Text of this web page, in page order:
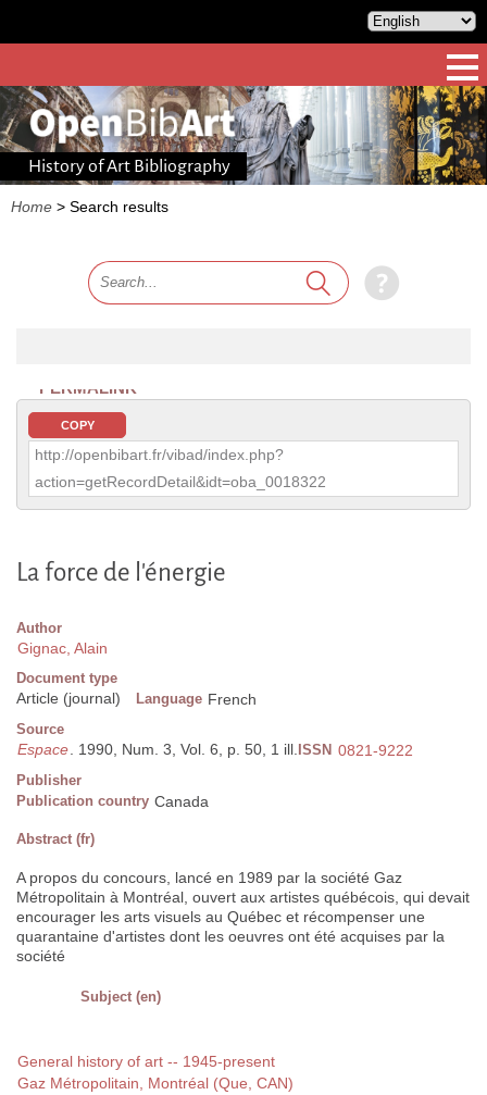
History of Art Bibliography
Home > Search results
PERMALINK
COPY
http://openbibart.fr/vibad/index.php?
action=getRecordDetail&idt=oba_0018322
La force de l'énergie
Author
Gignac, Alain
Document type
Article (journal) Language French
Source
Espace. 1990, Num. 3, Vol. 6, p. 50, 1 ill. ISSN 0821-9222
Publisher
Publication country Canada
Abstract (fr)
A propos du concours, lancé en 1989 par la société Gaz
Métropolitain à Montréal, ouvert aux artistes québécois, qui devait
encourager les arts visuels au Québec et récompenser une
quarantaine d'artistes dont les oeuvres ont été acquises par la
société
Subject (en)
General history of art -- 1945-present
Gaz Métropolitain, Montréal (Que, CAN)